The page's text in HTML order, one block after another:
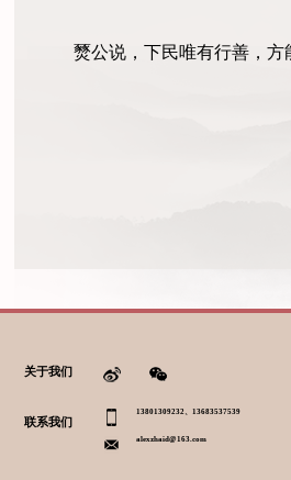
燹公说，下民唯有行善，方
关于我们
联系我们
13801309232、13683537539
alexzhaid@163.com